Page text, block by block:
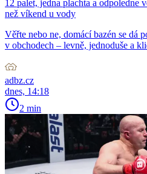
12 palet, jedna plachta a odpoledne
než víkend u vody
Věřte nebo ne, domácí bazén se dá
v obchodech – levně, jednoduše a
adbz.cz
dnes, 14:18
2 min